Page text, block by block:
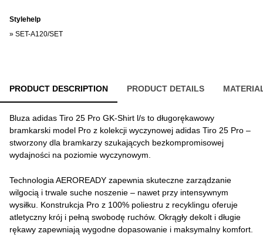
Stylehelp
» SET-A120/SET
PRODUCT DESCRIPTION PRODUCT DETAILS
Bluza adidas Tiro 25 Pro GK-Shirt l/s to długorękawowy
bramkarski model Pro z kolekcji wyczynowej adidas Tiro 25 Pro –
stworzony dla bramkarzy szukających bezkompromisowej
wydajności na poziomie wyczynowym.
Technologia AEROREADY zapewnia skuteczne zarządzanie
wilgocią i trwale suche noszenie – nawet przy intensywnym
wysiłku. Konstrukcja Pro z 100% poliestru z recyklingu oferuje
atletyczny krój i pełną swobodę ruchów. Okrągły dekolt i długie
rękawy zapewniają wygodne dopasowanie i maksymalny komfort.